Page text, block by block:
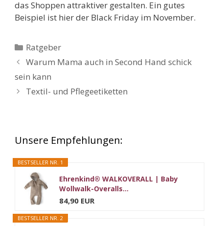
das Shoppen attraktiver gestalten. Ein gutes
Beispiel ist hier der Black Friday im November.
Kategorien
Ratgeber
Warum Mama auch in Second Hand schick
sein kann
Textil- und Pflegeetiketten
Unsere Empfehlungen:
BESTSELLER NR. 1
Ehrenkind® WALKOVERALL | Baby
Wollwalk-Overalls...
84,90 EUR
BESTSELLER NR. 2